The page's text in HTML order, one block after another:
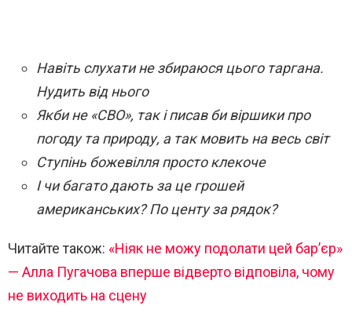
Навіть слухати не збираюся цього таргана.
Нудить від нього
Якби не «СВО», так і писав би віршики про
погоду та природу, а так мовить на весь світ
Ступінь божевілля просто клекоче
І чи багато дають за це грошей
американських? По центу за рядок?
Читайте також: «Ніяк не можу подолати цей бар’єр»
— Алла Пугачова вперше відверто відповіла, чому
не виходить на сцену